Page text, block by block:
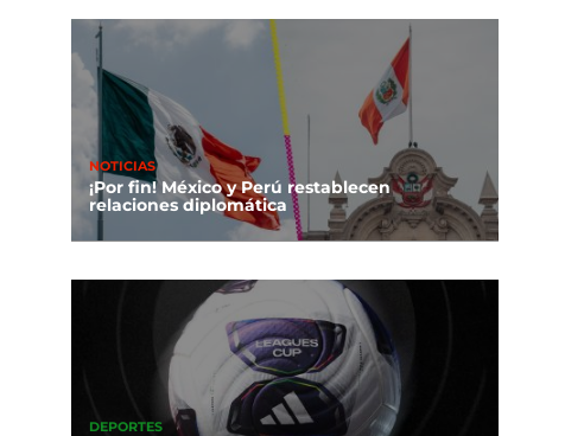
NOTICIAS
¡Por fin! México y Perú restablecen
relaciones diplomática
DEPORTES